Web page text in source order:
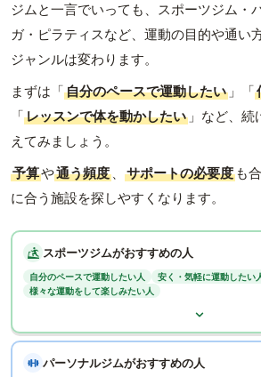
ジムと一言でいっても、スポーツジム・
ガ・ピラティスなど、運動の目的や通い
ジャンルは変わります。
まずは「自分のペースで運動したい 」「
「レッスンで体を動かしたい 」など、
えてみましょう。
予算や通う頻度 、 サポートの必要度 も
に合う施設を探しやすくなります。
スポーツジムがおすすめの人
自分のペースで運動したい人
安く・気軽に運動したい
様々な運動をして楽しみたい人
パーソナルジムがおすすめの人